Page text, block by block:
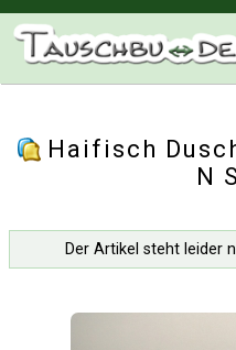
Haifisch
N
Der Artikel steht leider